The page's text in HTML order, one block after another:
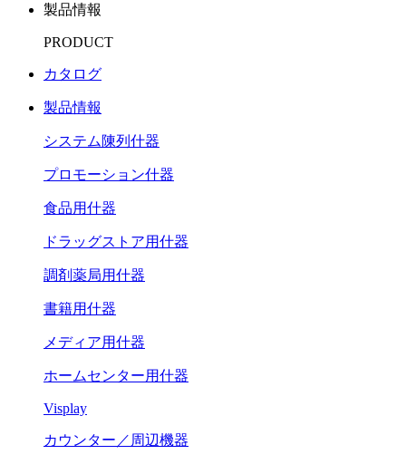
製品情報
PRODUCT
カタログ
製品情報
システム陳列什器
プロモーション什器
食品用什器
ドラッグストア用什器
調剤薬局用什器
書籍用什器
メディア用什器
ホームセンター用什器
Visplay
カウンター／周辺機器